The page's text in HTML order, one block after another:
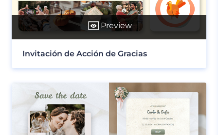
Preview
Invitación de Acción de Gracias